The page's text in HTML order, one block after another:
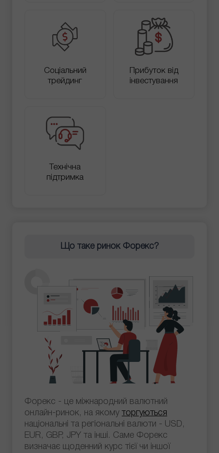
Соціальний
трейдинг
Прибуток від
інвестування
Технічна
підтримка
Що таке ринок Форекс?
Форекс - це міжнародний валютний
онлайн-ринок, на якому торгуються
національні та регіональні валюти - USD,
EUR, GBP, JPY та інші. Саме Форекс
визначає щоденний курс тієї чи іншої